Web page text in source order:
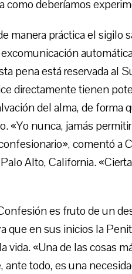
como deberíamos
manera práctica el
pena está reservada al
directamente tienen
del alma, de
«Yo nunca, jamás
comentó a
Alto, California.
es fruto de un
que en sus inicios la
vida. «Una de las cosas
todo, es una